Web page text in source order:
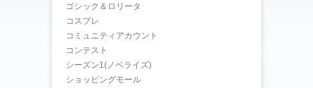
ゴシック＆ロリータ
コスプレ
コミュニティアカウント
コンテスト
シーズン1(ノベライズ)
ショッピングモール